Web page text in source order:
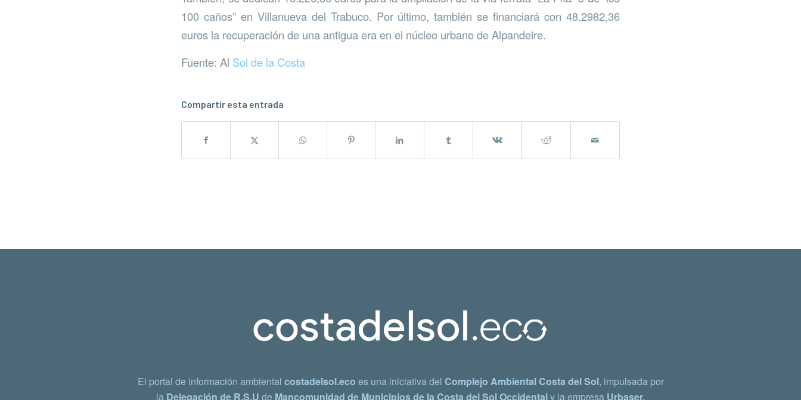
100 caños” en Villanueva del Trabuco. Por último, también se financiará con 48.2982,36
euros la recuperación de una antigua era en el núcleo urbano de Alpandeire.
Fuente: Al Sol de la Costa
Compartir esta entrada
El portal de información ambiental costadelsol.eco es una iniciativa del Complejo Ambiental Costa del Sol, impulsada por
la Delegación de R.S.U de Mancomunidad de Municipios de la Costa del Sol Occidentaly la empresa Urbaser.